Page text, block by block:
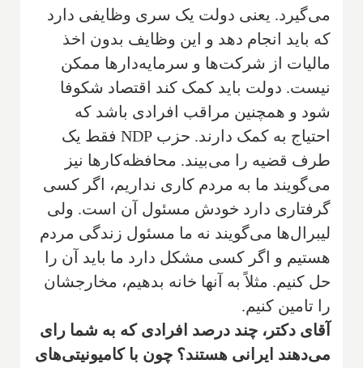
می‌گیرد. یعنی دولت یک سری وظایفی دارد
که باید انجام دهد و این وظایف بدون اخذ
مالیات از شرکت‌ها و سرمایه‌دارها ممکن
نیست. دولت باید کمک کند اقتصاد شکوفا
شود و همچنین مراقب افرادی باشد که
احتیاج به کمک دارند. حزب NDP فقط یک
طرف قضیه را می‌بیند. محافظه‌کارها نیز
می‌گویند ما به مردم کاری نداریم، اگر کسی
گرفتاری دارد خودش مسئول آن است. ولی
لیبرال‌ها می‌گویند نه ما مسئول زندگی مردم
هستیم و اگر کسی مشکل دارد ما باید آن را
حل کنیم. مثلاً به آنها خانه بدهیم، مخارجشان
را تامین کنیم.
آقای دکتر، چند درصد افرادی که به شما رای
می‌دهند ایرانی هستند؟ چون با کامیونیتی‌های